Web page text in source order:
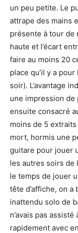
un peu petite. Le
attrape des mains
présente à tour de
haute et l’écart
faire au moins 20
place qu’il y a
soir). L’avantage
une impression de
ensuite consacré
moins de 5 extraits
mort, hormis une
guitare pour jouer
les autres soirs de
le temps de jouer
tête d’affiche, on
inattendu solo de
n’avais pas
rapidement avec